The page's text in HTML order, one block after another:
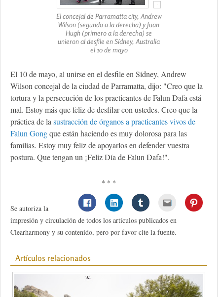
El concejal de Parramatta city, Andrew
Wilson (segundo a la derecha) y Juan
Hugh (primero a la derecha) se
unieron al desfile en Sídney, Australia
el 10 de mayo
El 10 de mayo, al unirse en el desfile en Sídney, Andrew
Wilson concejal de la ciudad de Parramatta, dijo: "Creo que la
tortura y la persecución de los practicantes de Falun Dafa está
mal. Estoy más que feliz de desfilar con ustedes. Creo que la
práctica de lasustracción de órganos a practicantes vivos de
Falun Gongque están haciendo es muy dolorosa para las
familias. Estoy muy feliz de apoyarlos en defender vuestra
postura. Que tengan un ¡Feliz Día de Falun Dafa!".
* * *
Se autoriza la
impresión y circulación de todos los artículos publicados en
Clearharmony y su contenido, pero por favor cite la fuente.
Artículos relacionados